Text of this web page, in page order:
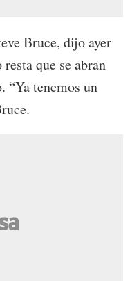
Bruce, dijo ayer
que se abran
“Ya tenemos un